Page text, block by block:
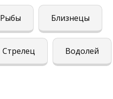
Рыбы Близнецы
Стрелец Водолей